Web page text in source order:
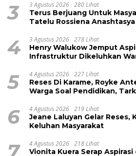
3 3 Agustus 2026 280 Lihat
Terus Berjuang Untuk
Tatelu Rossiena
4 3 Agustus 2026 278 Lihat
Henry Walukow Jemput
Infrastruktur Dikeluhkan
5 4 Agustus 2026 227 Lihat
Reses Di Karame, Royke
Warga Soal Pendidikan,
6 4 Agustus 2026 219 Lihat
Jeane Laluyan Gelar Reses,
Keluhan Masyarakat
4 Agustus 2026 218 Lihat
Vionita Kuera Serap